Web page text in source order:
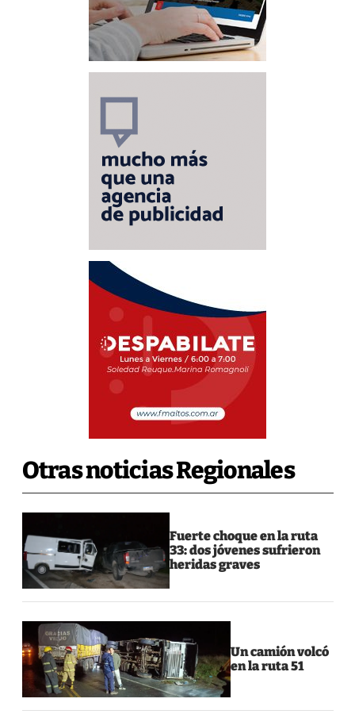
Otras noticias Regionales
Fuerte choque en la ruta
33: dos jóvenes sufrieron
heridas graves
Un camión volcó
en la ruta 51